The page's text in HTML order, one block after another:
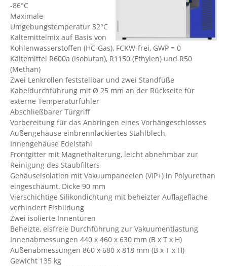
-86°C
Maximale
Umgebungstemperatur 32°C
Kältemittelmix auf Basis von
Kohlenwasserstoffen (HC-Gas), FCKW-frei, GWP = 0
Kältemittel R600a (Isobutan), R1150 (Ethylen) und R50
(Methan)
Zwei Lenkrollen feststellbar und zwei Standfüße
Kabeldurchführung mit Ø 25 mm an der Rückseite für
externe Temperaturfühler
Abschließbarer Türgriff
Vorbereitung für das Anbringen eines Vorhängeschlosses
Außengehäuse einbrennlackiertes Stahlblech,
Innengehäuse Edelstahl
Frontgitter mit Magnethalterung, leicht abnehmbar zur
Reinigung des Staubfilters
Gehäuseisolation mit Vakuumpaneelen (VIP+) in Polyurethan
eingeschäumt, Dicke 90 mm
Vierschichtige Silikondichtung mit beheizter Auflagefläche
verhindert Eisbildung
Zwei isolierte Innentüren
Beheizte, eisfreie Durchführung zur Vakuumentlastung
Innenabmessungen 440 x 460 x 630 mm (B x T x H)
Außenabmessungen 860 x 680 x 818 mm (B x T x H)
Gewicht 135 kg